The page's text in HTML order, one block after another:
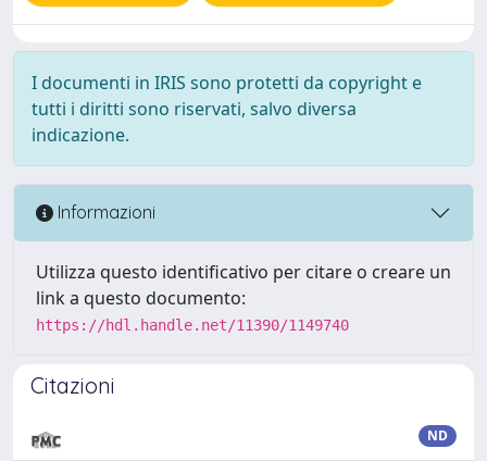
I documenti in IRIS sono protetti da copyright e
tutti i diritti sono riservati, salvo diversa
indicazione.
Informazioni
Utilizza questo identificativo per citare o creare un
link a questo documento:
https://hdl.handle.net/11390/1149740
Citazioni
ND